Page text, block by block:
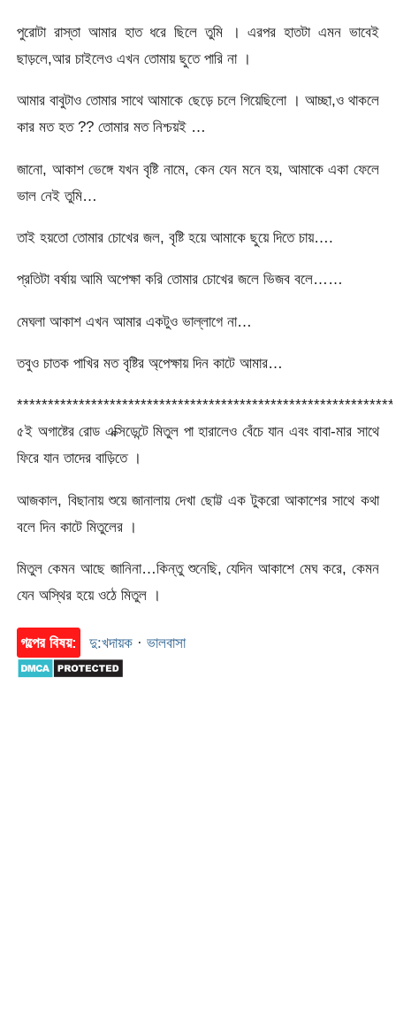
পুরোটা রাস্তা আমার হাত ধরে ছিলে তুমি । এরপর হাতটা এমন ভাবেই
ছাড়লে,আর চাইলেও এখন তোমায় ছুতে পারি না ।
আমার বাবুটাও তোমার সাথে আমাকে ছেড়ে চলে গিয়েছিলো । আচ্ছা,ও থাকলে
কার মত হত ?? তোমার মত নিশ্চয়ই …
জানো, আকাশ ভেঙ্গে যখন বৃষ্টি নামে, কেন যেন মনে হয়, আমাকে একা ফেলে
ভাল নেই তুমি…
তাই হয়তো তোমার চোখের জল, বৃষ্টি হয়ে আমাকে ছুয়ে দিতে চায়….
প্রতিটা বর্ষায় আমি অপেক্ষা করি তোমার চোখের জলে ভিজব বলে……
মেঘলা আকাশ এখন আমার একটুও ভাল্লাগে না…
তবুও চাতক পাখির মত বৃষ্টির অ্পেক্ষায় দিন কাটে আমার…
৫ই অগাষ্টের রোড এক্সিডেন্টে মিতুল পা হারালেও বেঁচে যান এবং বাবা-মার সাথে
ফিরে যান তাদের বাড়িতে ।
আজকাল, বিছানায় শুয়ে জানালায় দেখা ছোট্ট এক টুকরো আকাশের সাথে কথা
বলে দিন কাটে মিতুলের ।
মিতুল কেমন আছে জানিনা…কিন্তু শুনেছি, যেদিন আকাশে মেঘ করে, কেমন
যেন অস্থির হয়ে ওঠে মিতুল ।
গল্পের বিষয়: দু:খদায়ক ·ভালবাসা